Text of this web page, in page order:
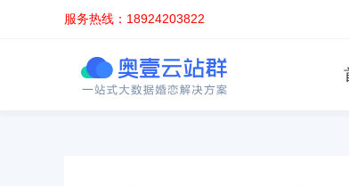
服务热线：18924203822